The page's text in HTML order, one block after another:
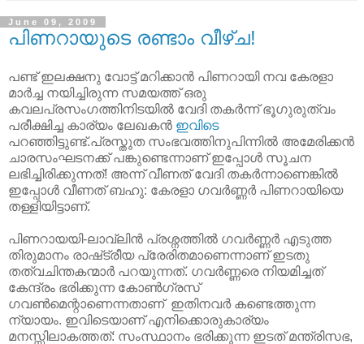
June 09, 2009
പിണറായുടെ രണ്ടാം വീഴ്ച!
പണ്ട് ഇലക്ഷനു വോട്ട് മറിക്കാന്‍ പിണറായി നവ കേരളാ
മാര്‍ച്ച നയിച്ചിരുന്ന സമയത്ത് ഒരു
കവലപ്രസംഗത്തിനിടയില്‍ വേദി തകര്‍ന്ന് ഭൂഗുരുത്വം
പരീക്ഷിച്ച കാര്യം ലേഖകന്‍ ഇവിടെ
പറഞ്ഞിട്ടുണ്ട്.പ്രസ്തുത സംഭവത്തിനുപിന്നില്‍ അമേരിക്കന്‍
ചാരസംഘടനക്ക് പങ്കുണ്ടെന്നാണ്‌ ഇപ്പോള്‍ സൂചന
ലഭിച്ചിരിക്കുന്നത്! അന്ന് വീണത് വേദി തകര്‍ന്നാണെങ്കില്‍
ഇപ്പോള്‍ വീണത് ബഹു: കേരളാ ഗവര്‍ണ്ണര്‍ പിണറായിയെ
തള്ളിയിട്ടാണ്.
പിണറായയി-ലാവ്ലിന്‍ പ്രശ്നത്തില്‍ ഗവര്‍ണ്ണര്‍ എടുത്ത
തിരുമാനം രാഷ്‌ട്രീയ പ്രേരിതമാണെന്നാണ്‌ ഇടതു
തത്വചിന്തകന്മാര്‍ പറയുന്നത്. ഗവര്‍ണ്ണരെ നിയമിച്ചത്
കേന്ദ്രം ഭരിക്കുന്ന കോണ്‍ഗ്രസ്
ഗവണ്‍മെന്റാണെന്നതാണ്‌ ഇതിനവര്‍ കണ്ടെത്തുന്ന
ന്യായം. ഇവിടെയാണ്‌ എനിക്കൊരുകാര്യം
മനസ്സിലാകത്തത്: സംസ്ഥാനം ഭരിക്കുന്ന ഇടത് മന്ത്രിസഭ,